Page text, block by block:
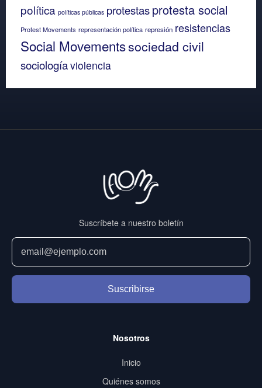
política políticas públicas protestasprotesta social
Protest Movements representación política represión resistencias
Social Movementssociedad civil
sociologíaviolencia
Suscríbete a nuestro boletín
Suscribirse
Nosotros
Inicio
Quiénes somos